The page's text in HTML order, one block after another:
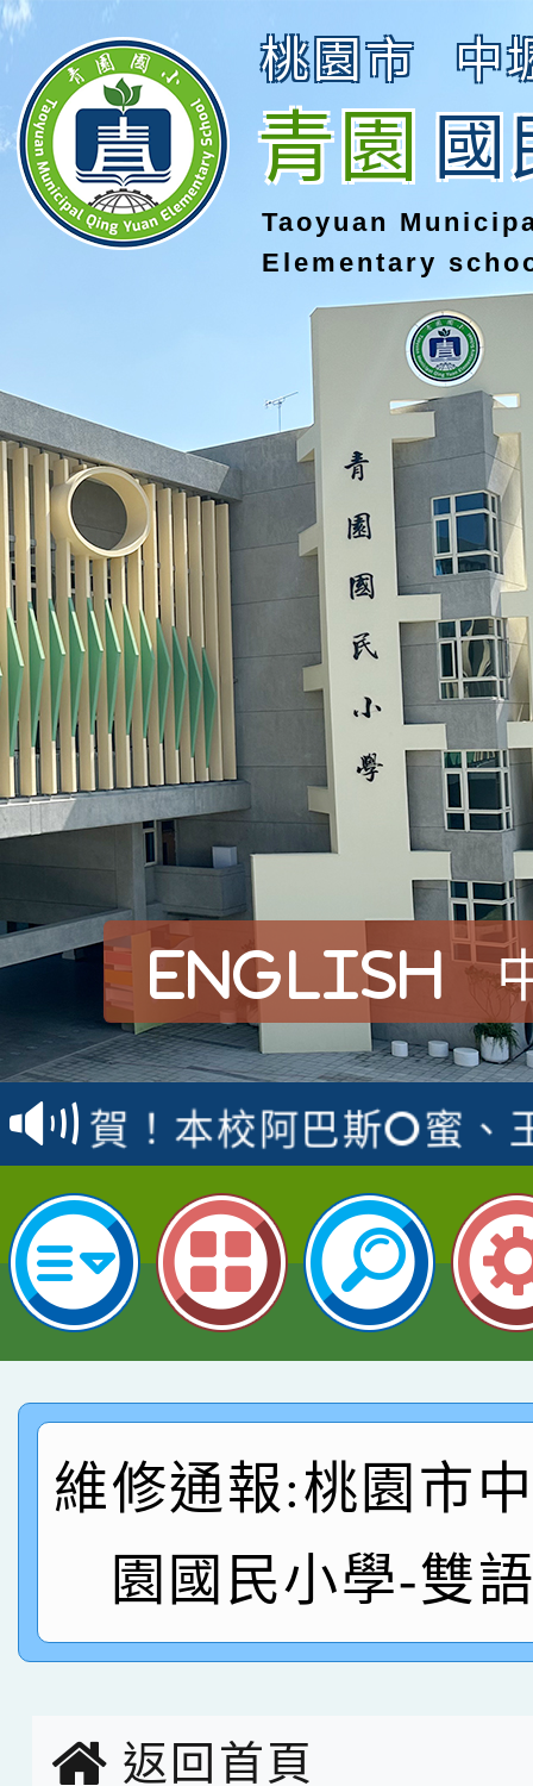
桃園市 中
青園國
Taoyuan
Elementary
English
賀！本校參加桃園市中
賽 洪綺君教師榮獲社
名
賀！本校阿巴斯O蜜、
名 指導老師王老師、
桃園市英語競賽國小朗
名，指導老師林老師
賀！本校參加桃園市中
賽 劉文瑛教師榮獲教
賀！本校參與2026世
創客第三名。
賽 洪綺君教師榮獲社
名
賀！本校阿巴斯O蜜、
倩參加桃園市科展 國
名 指導老師王老師、
賀！本校四年二班張O
桃園市英語競賽國小朗
名，指導老師林老師
賀！本校參加桃園市中
賽 劉文瑛教師榮獲教
臺灣台語-第二名
賀！本校參與2026世
市賽榮獲科學小創客佳
維修通報:桃園市
園國民小學-雙
返回首頁